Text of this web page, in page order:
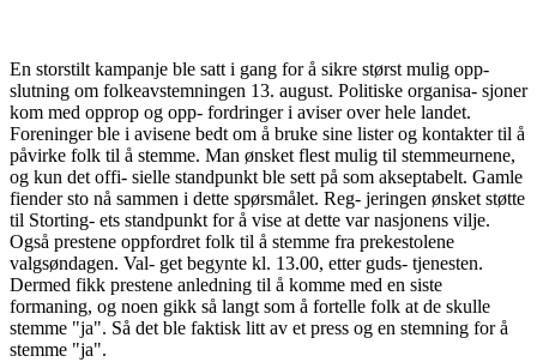
En storstilt kampanje ble satt i gang for å sikre størst mulig opp-
slutning om folkeavstemningen 13. august. Politiske organisa- sjoner
kom med opprop og opp- fordringer i aviser over hele landet.
Foreninger ble i avisene bedt om å bruke sine lister og kontakter til å
påvirke folk til å stemme. Man ønsket flest mulig til stemmeurnene,
og kun det offi- sielle standpunkt ble sett på som akseptabelt. Gamle
fiender sto nå sammen i dette spørsmålet. Reg- jeringen ønsket støtte
til Storting- ets standpunkt for å vise at dette var nasjonens vilje.
Også prestene oppfordret folk til å stemme fra prekestolene
valgsøndagen. Val- get begynte kl. 13.00, etter guds- tjenesten.
Dermed fikk prestene anledning til å komme med en siste
formaning, og noen gikk så langt som å fortelle folk at de skulle
stemme "ja". Så det ble faktisk litt av et press og en stemning for å
stemme "ja".